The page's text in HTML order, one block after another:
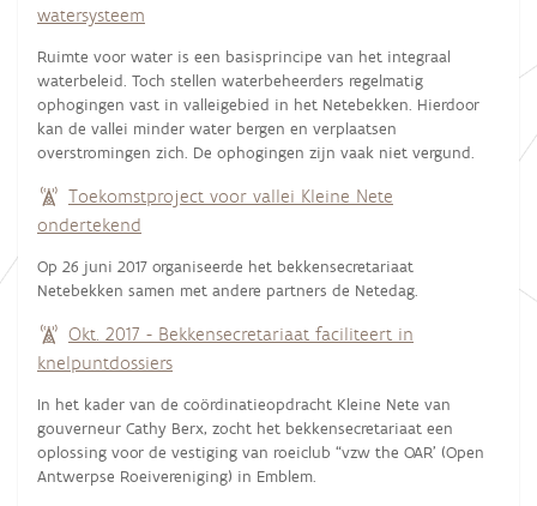
watersysteem
Ruimte voor water is een basisprincipe van het integraal
waterbeleid. Toch stellen waterbeheerders regelmatig
ophogingen vast in valleigebied in het Netebekken. Hierdoor
kan de vallei minder water bergen en verplaatsen
overstromingen zich. De ophogingen zijn vaak niet vergund.
Toekomstproject voor vallei Kleine Nete
ondertekend
Op 26 juni 2017 organiseerde het bekkensecretariaat
Netebekken samen met andere partners de Netedag.
Okt. 2017 - Bekkensecretariaat faciliteert in
knelpuntdossiers
In het kader van de coördinatieopdracht Kleine Nete van
gouverneur Cathy Berx, zocht het bekkensecretariaat een
oplossing voor de vestiging van roeiclub “vzw the OAR’ (Open
Antwerpse Roeivereniging) in Emblem.